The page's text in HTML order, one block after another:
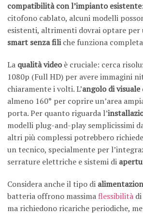
compatibilità con l’impianto esistente
citofono cablato, alcuni modelli
esistenti, altrimenti dovrai optare per
smart senza filiche funziona
La qualità videoè cruciale: cerca
1080p (Full HD) per avere immagini
chiaramente i volti. L’angolo di visuale
almeno 160° per coprire un’area
porta. Per quanto riguarda l’
modelli plug-and-play semplicissimi
altri più complessi potrebbero
un tecnico, specialmente per
serrature elettriche e sistemi di
Considera anche il tipo di
batteria offrono massimaflessibilità
ma richiedono ricariche periodiche,